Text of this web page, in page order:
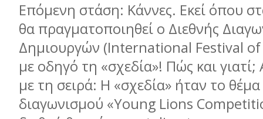
Επόμενη στάση: Κάννες. Εκεί όπου
θα πραγματοποιηθεί ο Διεθνής
Δημιουργών (International Festival of
με οδηγό τη «σχεδία»! Πώς και
με τη σειρά: Η «σχεδία» ήταν το
διαγωνισμού «Young Lions